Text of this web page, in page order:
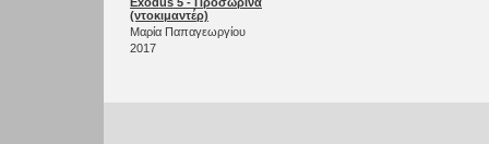
(ντοκιμαντέρ)
Μαρία Παπαγεωργίου
2017